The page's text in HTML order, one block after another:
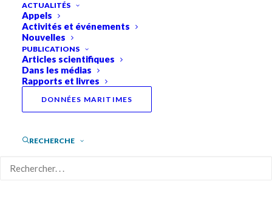
ACTUALITÉS
Appels
Activités et événements
Nouvelles
PUBLICATIONS
Articles scientifiques
Dans les médias
Rapports et livres
DONNÉES MARITIMES
RECHERCHE
En adhérant aux principes et aux objectifs du Réseau
Québec maritime, en participant activement à ses
activités et en s’investissant dans ses projets, votre
organisation contribuera à l’émergence d’une
infrastructure collective. Votre collaboration permettra
d’assurer une liaison dynamique entre le monde de la
recherche et les usagers, ainsi qu’à positionner les
sur les scènes nationale et internationale.